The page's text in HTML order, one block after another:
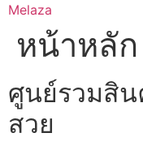
Skip
content
Melaza
หน้าหลัก
ศูนย์รวมสิ
สวย